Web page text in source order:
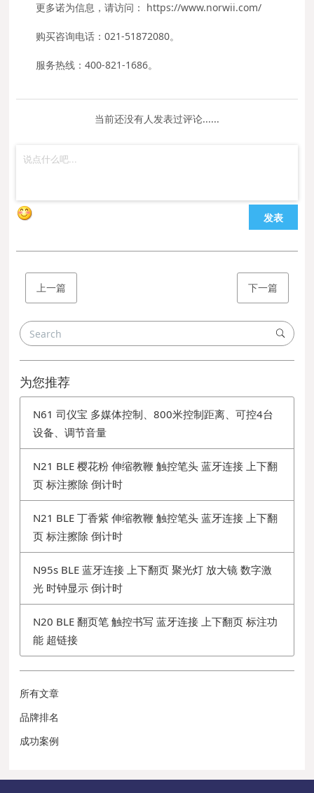
更多诺为信息，请访问： https://www.norwii.com/
购买咨询电话：021-51872080。
服务热线：400-821-1686。
当前还没有人发表过评论......
发表
上一篇 下一篇
为您推荐
N61 司仪宝 多媒体控制、800米控制距离、可控4台
设备、调节音量
N21 BLE 樱花粉 伸缩教鞭 触控笔头 蓝牙连接 上下翻
页 标注擦除 倒计时
N21 BLE 丁香紫 伸缩教鞭 触控笔头 蓝牙连接 上下翻
页 标注擦除 倒计时
N95s BLE 蓝牙连接 上下翻页 聚光灯 放大镜 数字激
光 时钟显示 倒计时
N20 BLE 翻页笔 触控书写 蓝牙连接 上下翻页 标注功
能 超链接
所有文章
品牌排名
成功案例